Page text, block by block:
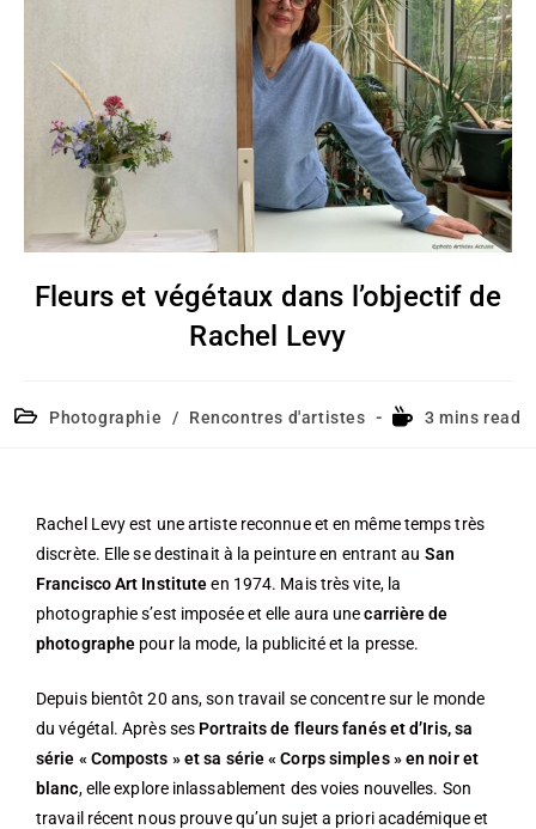
Fleurs et végétaux dans l’objectif de
Rachel Levy
Photographie / Rencontres d'artistes 3 mins read
Rachel Levy est une artiste reconnue et en même temps très
discrète. Elle se destinait à la peinture en entrant au San
Francisco Art Instituteen 1974. Mais très vite, la
photographie s’est imposée et elle aura unecarrière de
photographe pour la mode, la publicité et la presse.
Depuis bientôt 20 ans, son travail se concentre sur le monde
du végétal. Après ses Portraits de fleurs fanés et d’Iris, sa
série « Composts » et sa série « Corps simples » en noir et
blanc, elle explore inlassablement des voies nouvelles. Son
travail récent nous prouve qu’un sujet a priori académique et